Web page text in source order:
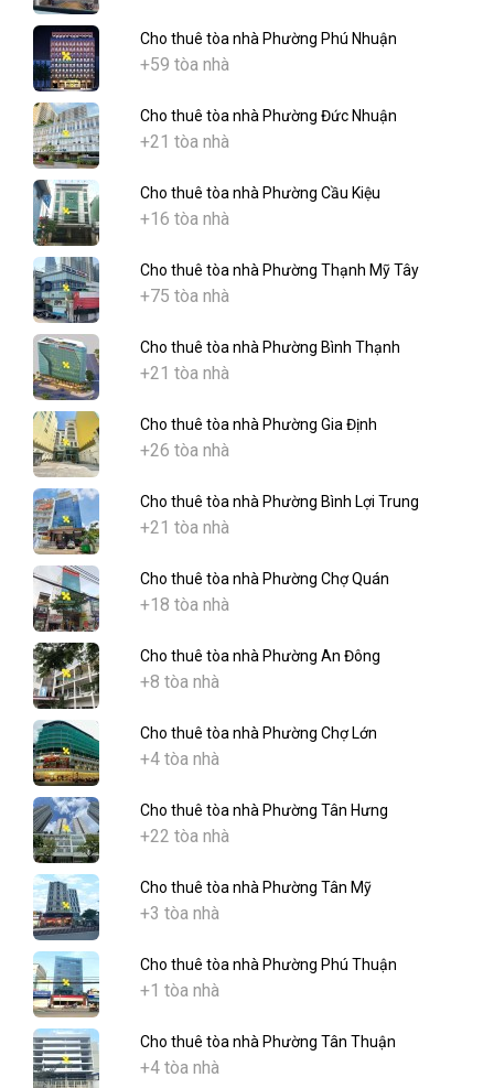
Cho thuê tòa nhà Phường Phú Nhuận
+59 tòa nhà
Cho thuê tòa nhà Phường Đức Nhuận
+21 tòa nhà
Cho thuê tòa nhà Phường Cầu Kiệu
+16 tòa nhà
Cho thuê tòa nhà Phường Thạnh Mỹ Tây
+75 tòa nhà
Cho thuê tòa nhà Phường Bình Thạnh
+21 tòa nhà
Cho thuê tòa nhà Phường Gia Định
+26 tòa nhà
Cho thuê tòa nhà Phường Bình Lợi Trung
+21 tòa nhà
Cho thuê tòa nhà Phường Chợ Quán
+18 tòa nhà
Cho thuê tòa nhà Phường An Đông
+8 tòa nhà
Cho thuê tòa nhà Phường Chợ Lớn
+4 tòa nhà
Cho thuê tòa nhà Phường Tân Hưng
+22 tòa nhà
Cho thuê tòa nhà Phường Tân Mỹ
+3 tòa nhà
Cho thuê tòa nhà Phường Phú Thuận
+1 tòa nhà
Cho thuê tòa nhà Phường Tân Thuận
+4 tòa nhà